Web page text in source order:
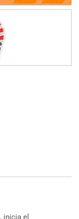
inicia el